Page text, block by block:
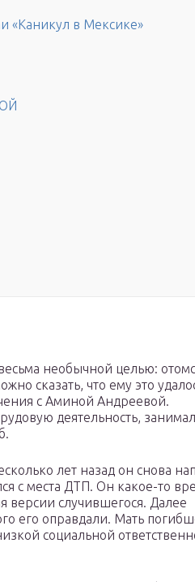
«Каникул в Мексике»‎
необычной целью:
сказать, что ему это
с Аминой Андреевой.
деятельность,
лет назад он снова
с места ДТП. Он какое-то
версии случившегося. Далее
его оправдали. Мать
социальной